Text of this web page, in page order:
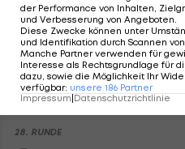
27. RUNDE
SV Lebring
DSV Leoben
28. RUNDE
der Performance von Inhalten,
und Verbesserung von Angeboten
Diese Zwecke können unter
und Identifikation durch Scannen
Manche Partner verwenden für
Interesse als Rechtsgrundlage für
dazu, sowie die Möglichkeit Ihr
verfügbar: unsere 186 Partner
Impressum|Datenschutzrichtlinie